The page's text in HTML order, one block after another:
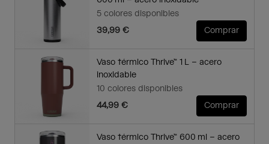
5 colores disponibles
39,99 €
Comprar
Vaso térmico Thrive™ 1 L – acero
inoxidable
10 colores disponibles
44,99 €
Comprar
Vaso térmico Thrive™ 600 ml – acero